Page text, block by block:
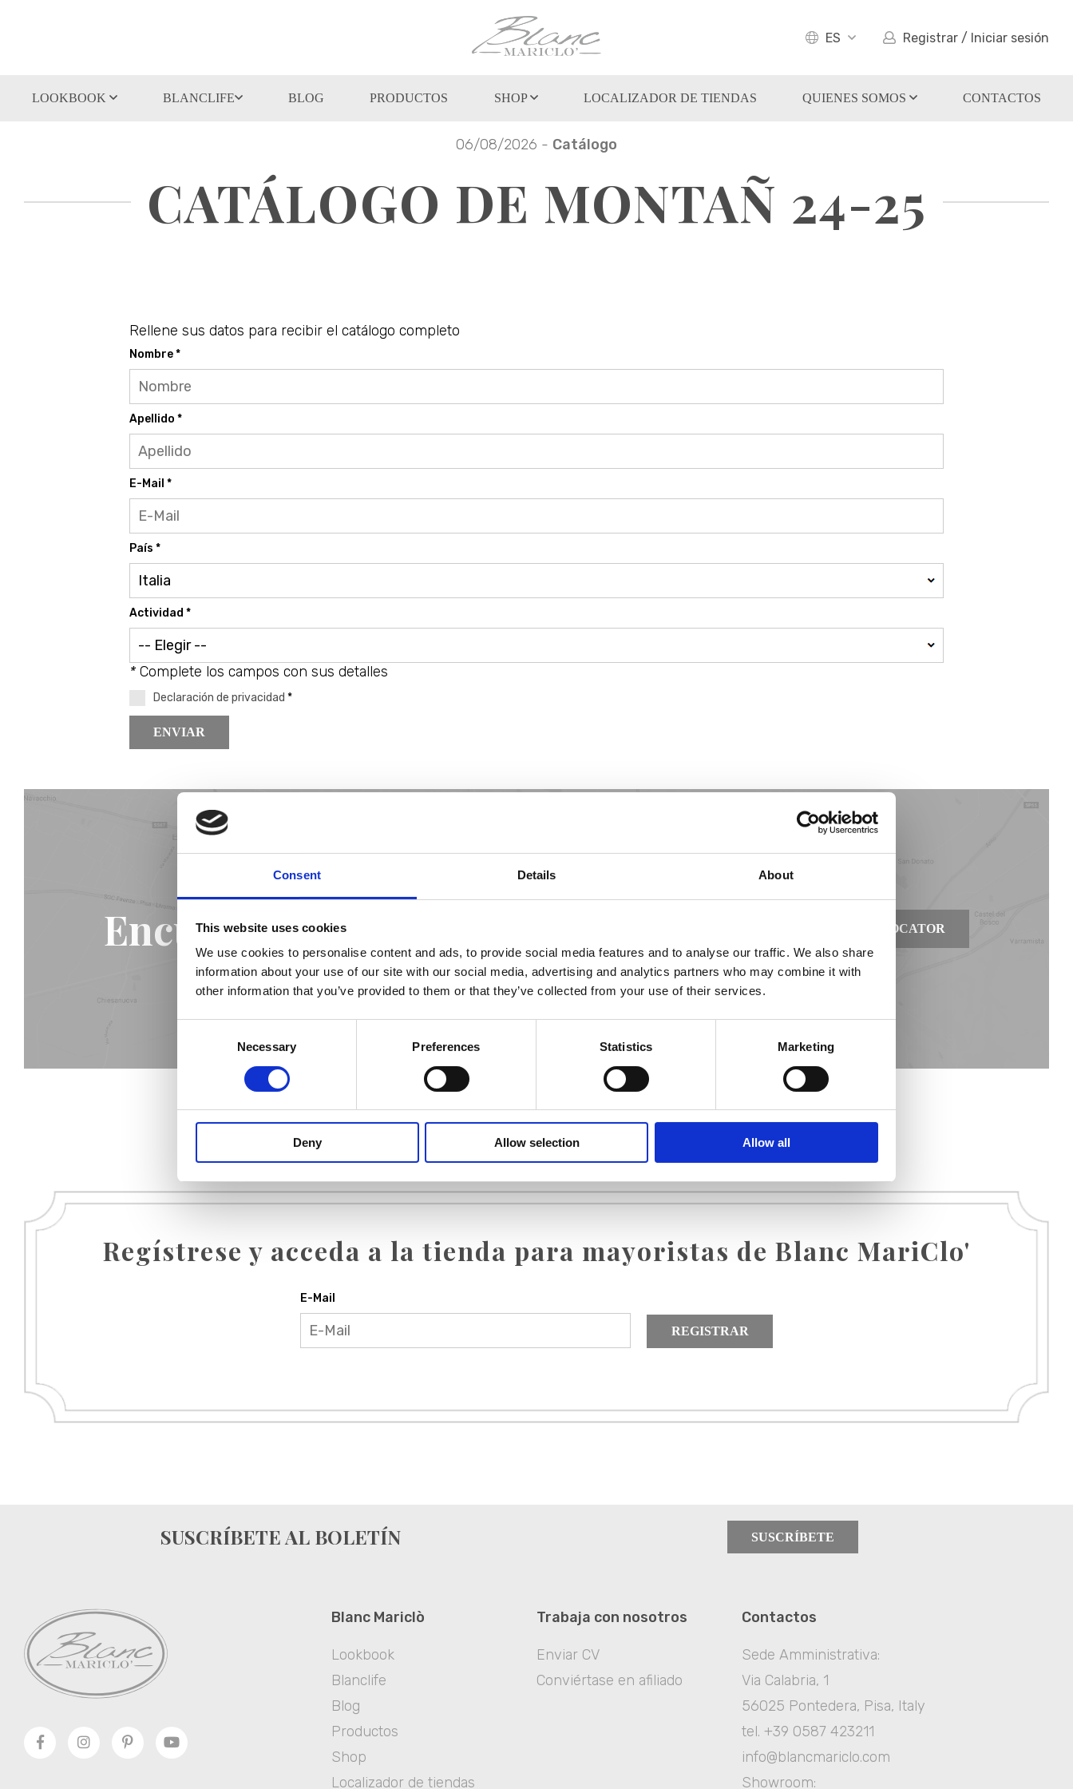
Consent Details About
This website uses cookies
We use cookies to personalise content and ads, to provide social media features and to analyse our traffic. We also share
information about your use of our site with our social media, advertising and analytics partners who may combine it with
other information that you’ve provided to them or that they’ve collected from your use of their services.
Necessary Preferences Statistics Marketing
Deny Allow selection Allow all
ES Registrar / Iniciar sesión
LOOKBOOK BLANCLIFE BLOG PRODUCTOS SHOP LOCALIZADOR DE TIENDAS QUIENES SOMOS CONTACTOS
06/08/2026 - Catálogo
CATÁLOGO DE MONTAÑ 24-25
Rellene sus datos para recibir el catálogo completo
Nombre *
Apellido *
E-Mail *
País *
Actividad *
* Complete los campos con sus detalles
Declaración de privacidad *
ENVIAR
Encuentra la tienda más cercana a ti STORE LOCATOR
Regístrese y acceda a la tienda para mayoristas de Blanc MariClo'
E-Mail
REGISTRAR
SUSCRÍBETE AL BOLETÍN SUSCRÍBETE
Blanc Mariclò
Lookbook
Blanclife
Blog
Productos
Shop
Localizador de tiendas
Trabaja con nosotros
Enviar CV
Conviértase en afiliado
Contactos
Sede Amministrativa:
Via Calabria, 1
56025 Pontedera, Pisa, Italy
tel. +39 0587 423211
info@blancmariclo.com
Showroom: